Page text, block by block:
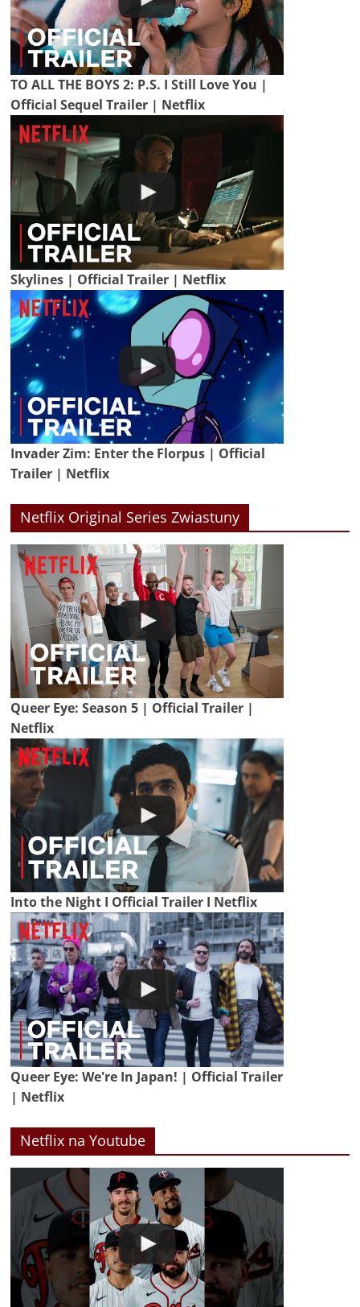
TO ALL THE BOYS 2: P.S. I Still Love You |
Official Sequel Trailer | Netflix
Skylines | Official Trailer | Netflix
Invader Zim: Enter the Florpus | Official
Trailer | Netflix
Netflix Original Series Zwiastuny
Queer Eye: Season 5 | Official Trailer |
Netflix
Into the Night I Official Trailer I Netflix
Queer Eye: We're In Japan! | Official Trailer
| Netflix
Netflix na Youtube